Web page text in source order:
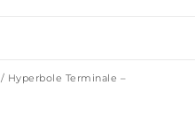
/ Hyperbole Terminale –